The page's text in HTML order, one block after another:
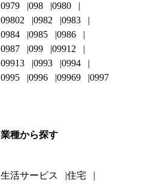
0979
098
0980
09802
0982
0983
0984
0985
0986
0987
099
09912
09913
0993
0994
0995
0996 09969 0997
業種から探す
生活サービス 住宅